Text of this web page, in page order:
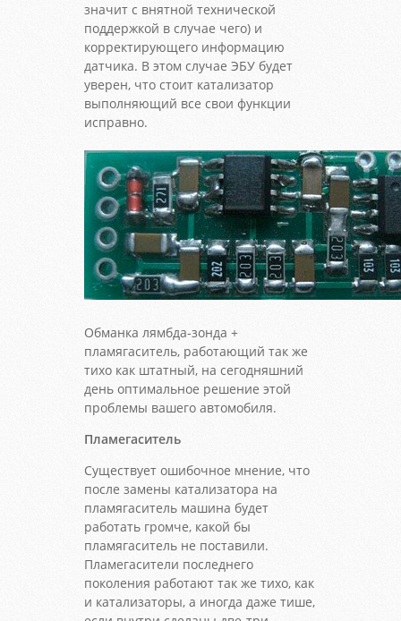
значит с внятной технической
поддержкой в случае чего) и
корректирующего информацию
датчика. В этом случае ЭБУ будет
уверен, что стоит катализатор
выполняющий все свои функции
исправно.
Обманка лямбда-зонда +
пламягаситель, работающий так же
тихо как штатный, на сегодняшний
день оптимальное решение этой
проблемы вашего автомобиля.
Пламегаситель
Существует ошибочное мнение, что
после замены катализатора на
пламягаситель машина будет
работать громче, какой бы
пламягаситель не поставили.
Пламегасители последнего
поколения работают так же тихо, как
и катализаторы, а иногда даже тише,